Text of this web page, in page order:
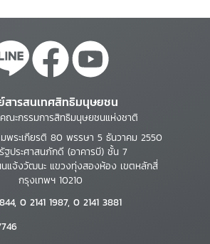
สารสนเทศสิทธิมนุษยชน
ณะกรรมการสิทธิมนุษยชนแห่งชาติ
พระเกียรติ 80 พรรษา 5 ธันวาคม 2550
ฐประศาสนภักดี (อาคารบี) ชั้น 7
แจ้งวัฒนะ แขวงทุ่งสองห้อง เขตหลักสี่
กรุงเทพฯ 10210
0 2141 1987, 0 2141 3881